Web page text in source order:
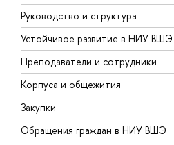
Руководство и структура
Устойчивое развитие в НИУ ВШЭ
Преподаватели и сотрудники
Корпуса и общежития
Закупки
Обращения граждан в НИУ ВШЭ